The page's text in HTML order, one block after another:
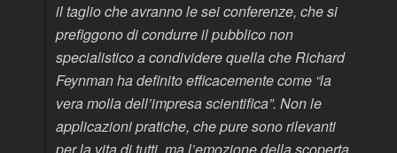
il taglio che avranno le sei conferenze, che si
prefiggono di condurre il pubblico non
specialistico a condividere quella che Richard
Feynman ha definito efficacemente come “la
vera molla dell’impresa scientifica”. Non le
applicazioni pratiche, che pure sono rilevanti